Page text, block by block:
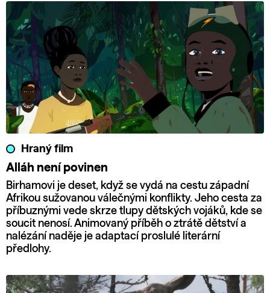
Hraný film
Alláh není povinen
Birhamovi je deset, když se vydá na cestu západní
Afrikou sužovanou válečnými konflikty. Jeho cesta za
příbuznými vede skrze tlupy dětských vojáků, kde se
soucit nenosí. Animovaný příběh o ztrátě dětství a
nalézání naděje je adaptací proslulé literární
předlohy.